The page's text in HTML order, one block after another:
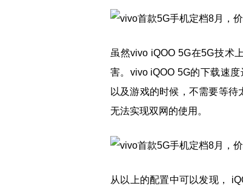
虽然vivo iQOO 5G在5G技术
害。vivo iQOO 5G的下载速
以及游戏的时候，不需要等待
无法实现双网的使用。
从以上的配置中可以发现，